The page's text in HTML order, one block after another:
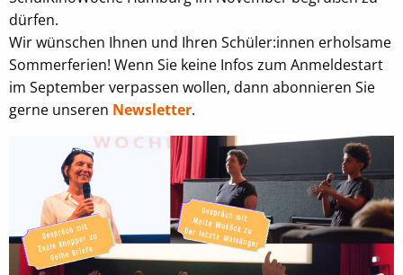
dürfen.
Wir wünschen Ihnen und Ihren Schüler:innen erholsame
Sommerferien! Wenn Sie keine Infos zum Anmeldestart
im September verpassen wollen, dann abonnieren Sie
gerne unseren Newsletter.